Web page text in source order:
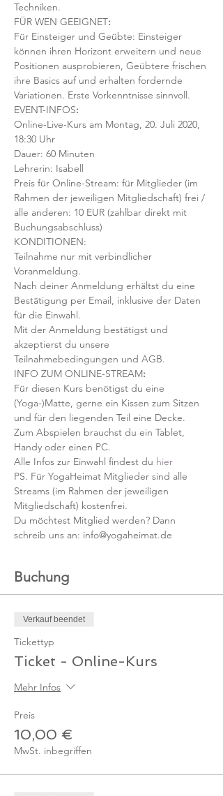
Techniken.
FÜR WEN GEEIGNET:
Für Einsteiger und Geübte: Einsteiger
können ihren Horizont erweitern und neue
Positionen ausprobieren, Geübtere frischen
ihre Basics auf und erhalten fordernde
Variationen. Erste Vorkenntnisse sinnvoll.
EVENT-INFOS:
Online-Live-Kurs am Montag, 20. Juli 2020,
18:30 Uhr
Dauer: 60 Minuten
Lehrerin: Isabell
Preis für Online-Stream: für Mitglieder (im
Rahmen der jeweiligen Mitgliedschaft) frei /
alle anderen: 10 EUR (zahlbar direkt mit
Buchungsabschluss)
KONDITIONEN:
Teilnahme nur mit verbindlicher
Voranmeldung.
Nach deiner Anmeldung erhältst du eine
Bestätigung per Email, inklusive der Daten
für die Einwahl.
Mit der Anmeldung bestätigst und
akzeptierst du unsere
Teilnahmebedingungen und AGB.
INFO ZUM ONLINE-STREAM:
Für diesen Kurs benötigst du eine
(Yoga-)Matte, gerne ein Kissen zum Sitzen
und für den liegenden Teil eine Decke.
Zum Abspielen brauchst du ein Tablet,
Handy oder einen PC.
Alle Infos zur Einwahl findest du hier
PS. Für YogaHeimat Mitglieder sind alle
Streams (im Rahmen der jeweiligen
Mitgliedschaft) kostenfrei.
Du möchtest Mitglied werden? Dann
schreib uns an: info@yogaheimat.de
Buchung
Verkauf beendet
Tickettyp
Ticket - Online-Kurs
Mehr Infos
Preis
10,00 €
MwSt. inbegriffen